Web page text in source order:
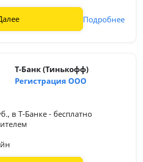
Подробнее
Т-Банк (Тинькофф)
Регистрация ООО
в Т‑Банке - бесплатно